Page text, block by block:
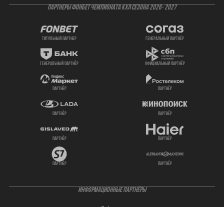
ПАРТНЕРЫ ФОНБЕТ ЧЕМПИОНАТА КХЛ СЕЗОНА 2026- 2027
титульный партнер генеральный партнёр
генеральный партнёр официальный партнёр
партнёр партнёр
партнёр партнёр
партнёр партнёр
партнёр партнёр
ИНФОРМАЦИОННЫЕ ПАРТНЁРЫ